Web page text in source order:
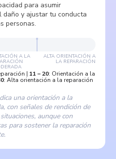
para asumir
daño y ajustar tu conducta
personas.
A LA ALTA ORIENTACIÓN A
LA REPARACIÓN
| 11 – 20: Orientación a la
: Alta orientación a la reparación
una orientación a la
con señales de rendición de
aunque con
para sostener la reparación